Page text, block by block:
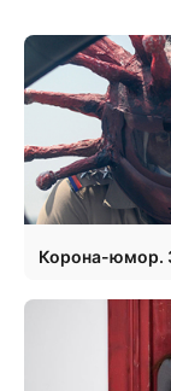
Корона-юмор.